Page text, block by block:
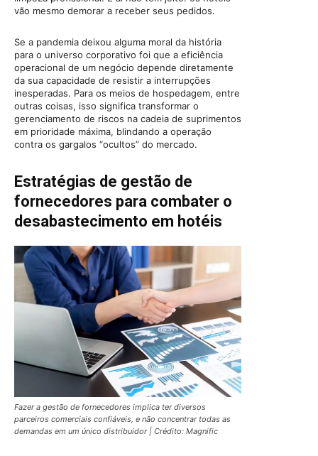
vão mesmo demorar a receber seus pedidos.
Se a pandemia deixou alguma moral da história
para o universo corporativo foi que a eficiência
operacional de um negócio depende diretamente
da sua capacidade de resistir a interrupções
inesperadas. Para os meios de hospedagem, entre
outras coisas, isso significa transformar o
gerenciamento de riscos na cadeia de suprimentos
em prioridade máxima, blindando a operação
contra os gargalos “ocultos” do mercado.
Estratégias de gestão de
fornecedores para combater o
desabastecimento em hotéis
Fazer a gestão de fornecedores implica ter diversos
parceiros comerciais confiáveis, e não concentrar todas as
demandas em um único distribuidor | Crédito: Magnific